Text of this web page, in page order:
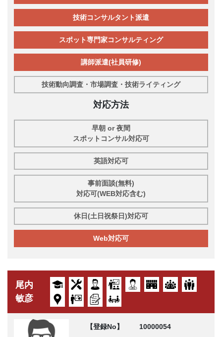
技術コンサルタント派遣
スポット専門家コンサルティング
講師派遣(社員研修)
技術動向調査・市場調査・技術ライティング
対応方法
早朝 or 夜間
スポットコンサル対応可
英語対応可
事前面談(無料)
対応可(WEB対応含む)
休日(土日祝祭日)対応可
Web対応可
尾内
敏彦
【登録No】 10000054